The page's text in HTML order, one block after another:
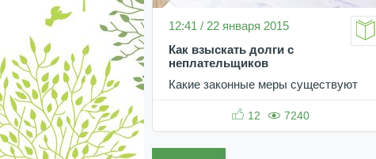
12:41 / 22 января 2015
Как взыскать долги с
неплательщиков
Какие законные меры существуют
12 7240